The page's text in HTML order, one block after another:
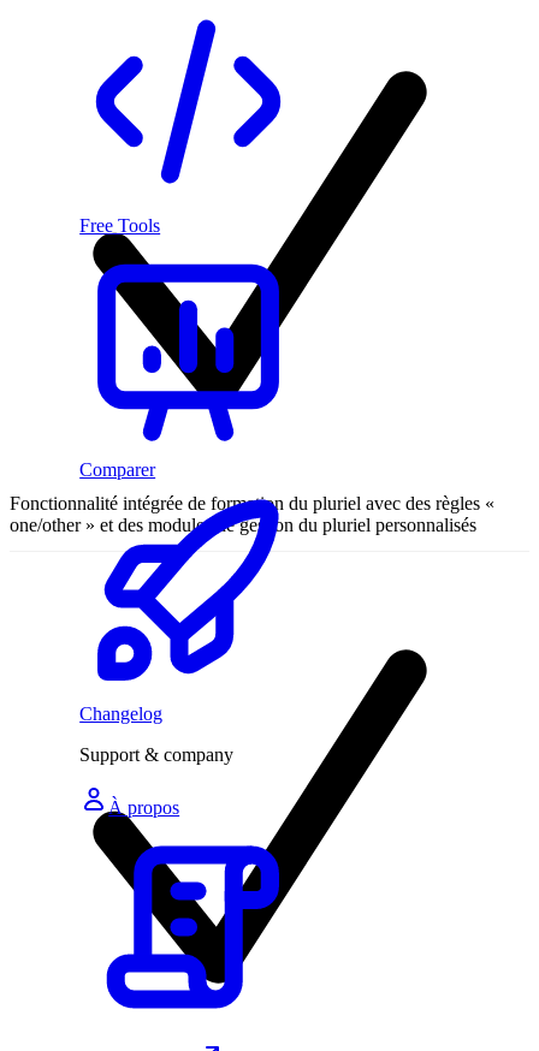
Free Tools
Comparer
Changelog
Support & company
À propos
Fonctionnalité intégrée de formation du pluriel avec des règles «
one/other » et des modules de gestion du pluriel personnalisés